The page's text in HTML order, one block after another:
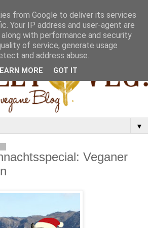
▼
Veganer
from Google to deliver its services
Your IP address and user-agent are
with performance and security
of service, generate usage
and address abuse.
MORE GOT IT